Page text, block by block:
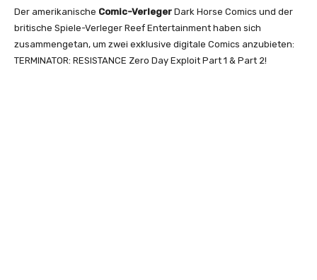
Der amerikanische Comic-Verleger Dark Horse Comics und der
britische Spiele-Verleger Reef Entertainment haben sich
zusammengetan, um zwei exklusive digitale Comics anzubieten:
TERMINATOR: RESISTANCE Zero Day Exploit Part 1 & Part 2!